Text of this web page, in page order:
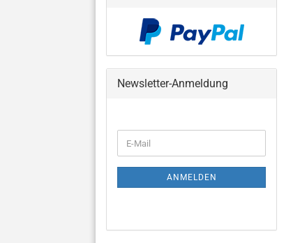
Newsletter-Anmeldung
ZUR
ANMELDUNG
E-
Mail
ANMELDEN